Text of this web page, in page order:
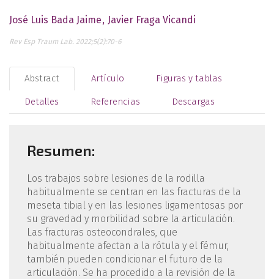
José Luis Bada Jaime Javier Fraga Vicandi
Rev Esp Traum Lab. 2022;5(2):70-6
Abstract Artículo Figuras y tablas
Detalles Referencias Descargas
Resumen:
Los trabajos sobre lesiones de la rodilla
habitualmente se centran en las fracturas de la
meseta tibial y en las lesiones ligamentosas por
su gravedad y morbilidad sobre la articulación.
Las fracturas osteocondrales, que
habitualmente afectan a la rótula y el fémur,
también pueden condicionar el futuro de la
articulación. Se ha procedido a la revisión de la